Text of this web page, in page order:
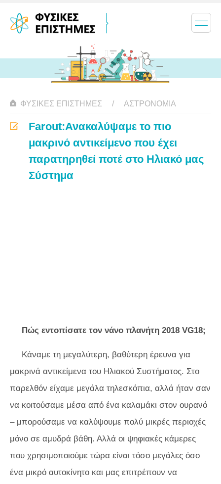
ΦΥΣΙΚΈΣ ΕΠΙΣΤΉΜΕΣ ΑΣΤΡΟΝΟΜΊΑ
Farout:Ανακαλύψαμε το πιο
μακρινό αντικείμενο που έχει
παρατηρηθεί ποτέ στο Ηλιακό μας
Σύστημα
Πώς εντοπίσατε τον νάνο πλανήτη 2018 VG18;
Κάναμε τη μεγαλύτερη, βαθύτερη έρευνα για
μακρινά αντικείμενα του Ηλιακού Συστήματος. Στο
παρελθόν είχαμε μεγάλα τηλεσκόπια, αλλά ήταν σαν
να κοιτούσαμε μέσα από ένα καλαμάκι στον ουρανό
– μπορούσαμε να καλύψουμε πολύ μικρές περιοχές
μόνο σε αμυδρά βάθη. Αλλά οι ψηφιακές κάμερες
που χρησιμοποιούμε τώρα είναι τόσο μεγάλες όσο
ένα μικρό αυτοκίνητο και μας επιτρέπουν να